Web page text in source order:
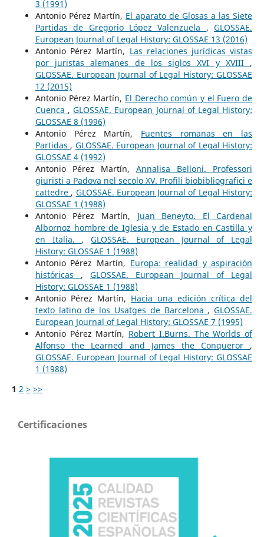
3 (1991)
Antonio Pérez Martín, El aparato de Glosas a las Siete
Partidas de Gregorio López Valenzuela ,GLOSSAE.
European Journal of Legal History: GLOSSAE 13 (2016)
Antonio Pérez Martín, Las relaciones jurídicas vistas
por juristas alemanes de los siglos XVI y XVIII ,
GLOSSAE. European Journal of Legal History: GLOSSAE
12 (2015)
Antonio Pérez Martín, El Derecho común y el Fuero de
Cuenca ,GLOSSAE. European Journal of Legal History:
GLOSSAE 8 (1996)
Antonio Pérez Martín, Fuentes romanas en las
Partidas , GLOSSAE. European Journal of Legal History:
GLOSSAE 4 (1992)
Antonio Pérez Martín,Annalisa Belloni. Professori
giuristi a Padova nel secolo XV. Profili biobibliografici e
cattedre , GLOSSAE. European Journal of Legal History:
GLOSSAE 1 (1988)
Antonio Pérez Martín, Juan Beneyto. El Cardenal
Albornoz hombre de Iglesia y de Estado en Castilla y
en Italia. ,GLOSSAE. European Journal of Legal
History: GLOSSAE 1 (1988)
Antonio Pérez Martín, Europa: realidad y aspiración
históricas , GLOSSAE. European Journal of Legal
History: GLOSSAE 1 (1988)
Antonio Pérez Martín, Hacia una edición crítica del
texto latino de los Usatges de Barcelona ,GLOSSAE.
European Journal of Legal History: GLOSSAE 7 (1995)
Antonio Pérez Martín, Robert I.Burns. The Worlds of
Alfonso the Learned and James the Conqueror ,
GLOSSAE. European Journal of Legal History: GLOSSAE
1 (1988)
1 2 > >>
Certificaciones